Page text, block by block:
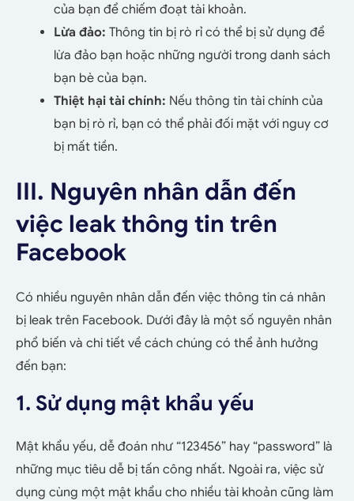
của bạn để chiếm đoạt tài khoản.
Lừa đảo: Thông tin bị rò rỉ có thể bị sử dụng để
lừa đảo bạn hoặc những người trong danh sách
bạn bè của bạn.
Thiệt hại tài chính: Nếu thông tin tài chính của
bạn bị rò rỉ, bạn có thể phải đối mặt với nguy cơ
bị mất tiền.
III. Nguyên nhân dẫn đến
việc leak thông tin trên
Facebook
Có nhiều nguyên nhân dẫn đến việc thông tin cá nhân
bị leak trên Facebook. Dưới đây là một số nguyên nhân
phổ biến và chi tiết về cách chúng có thể ảnh hưởng
đến bạn:
1. Sử dụng mật khẩu yếu
Mật khẩu yếu, dễ đoán như “123456” hay “password” là
những mục tiêu dễ bị tấn công nhất. Ngoài ra, việc sử
dụng cùng một mật khẩu cho nhiều tài khoản cũng làm